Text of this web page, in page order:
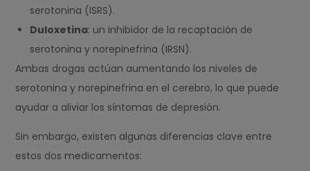
serotonina (ISRS).
Duloxetina: un inhibidor de la recaptación de
serotonina y norepinefrina (IRSN).
Ambas drogas actúan aumentando los niveles de
serotonina y norepinefrina en el cerebro, lo que puede
ayudar a aliviar los síntomas de depresión.
Sin embargo, existen algunas diferencias clave entre
estos dos medicamentos: